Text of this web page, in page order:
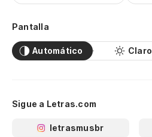
Pantalla
Automático Claro
Sigue a Letras.com
letrasmusbr